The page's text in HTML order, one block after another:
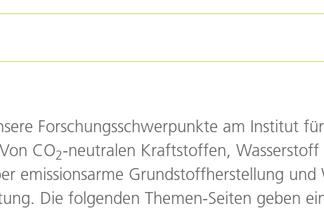
Forschungsschwerpunkte am Institut
CO2-neutralen Kraftstoffen, Wasserstoff
emissionsarme Grundstoffherstellung
Die folgenden Themen-Seiten geben